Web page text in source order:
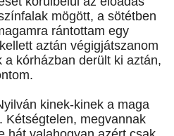
mögött, a sötétben
rántottam egy
aztán végigjátszanom
kórházban derült ki aztán,
kinek-kinek a maga
Kétségtelen, megvannak